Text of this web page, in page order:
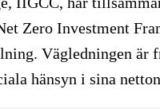
Zero Investment
Vägledningen är
hänsyn i sina